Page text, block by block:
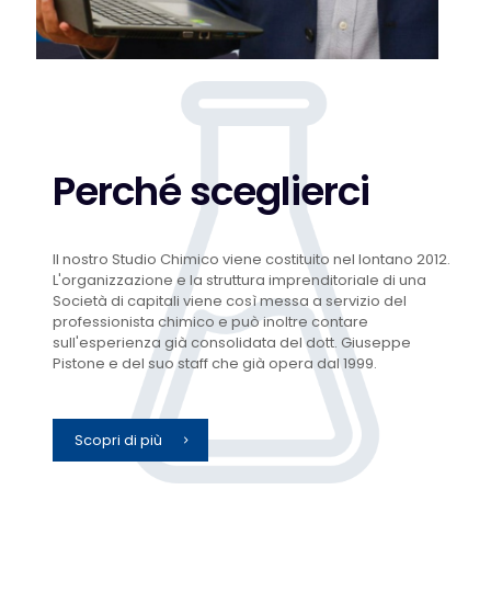
Perché sceglierci
Il nostro Studio Chimico viene costituito nel lontano 2012.
L'organizzazione e la struttura imprenditoriale di una
Società di capitali viene così messa a servizio del
professionista chimico e può inoltre contare
sull'esperienza già consolidata del dott. Giuseppe
Pistone e del suo staff che già opera dal 1999.
Scopri di più